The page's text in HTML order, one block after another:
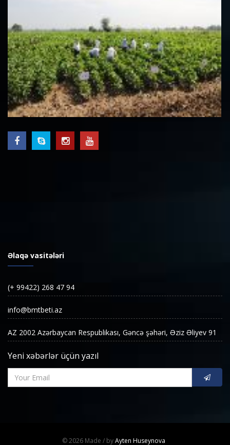
Əlaqə vasitələri
(+ 99422) 268 47 94
info@bmtbeti.az
AZ 2002 Azərbaycan Respublikası, Gəncə şəhəri, Əziz Əliyev 91
Yeni xəbərlər üçün yazıl
© 2026 Made / byAyten Huseynova